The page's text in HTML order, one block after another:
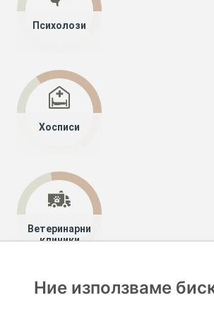
Психолози
Хосписи
Ветеринарни
клиники
Специалисти
Ние използваме